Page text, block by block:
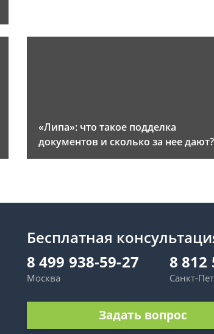
«Липа»: что такое подделка
документов и сколько за нее дают?
Бесплатная
8 499 938-59-27
Москва
8 812
Санкт-
Задать вопрос